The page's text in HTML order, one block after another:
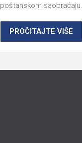
poštanskom saobraćaju.
PROČITAJTE VIŠE